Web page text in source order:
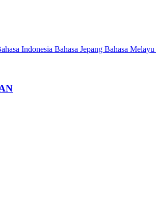
Indonesia Bahasa Jepang Bahasa Melayu